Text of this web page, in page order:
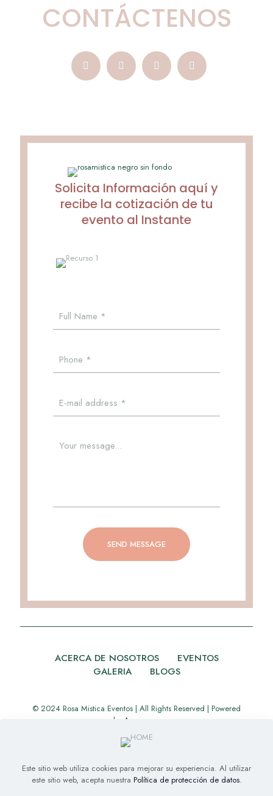
CONTÁCTENOS
Solicita Información aquí y
recibe la cotización de tu
evento al Instante
ACERCA DE NOSOTROS
EVENTOS
GALERIA
BLOGS
© 2024 Rosa Mistica Eventos | All Rights Reserved | Powered
by
Appverse
Este sitio web utiliza cookies para mejorar su experiencia. Al utilizar
este sitio web, acepta nuestra Política de protección de datos.